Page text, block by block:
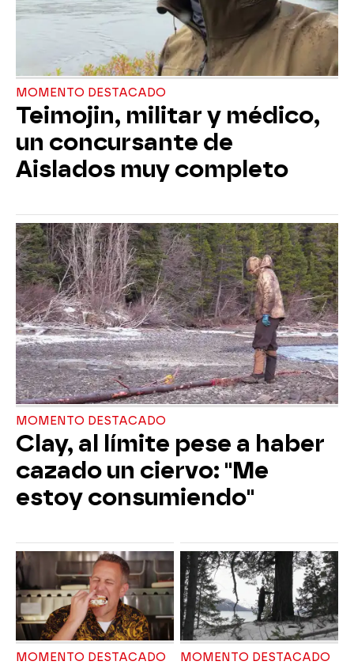
MOMENTO DESTACADO
Teimojin, militar y médico,
un concursante de
Aislados muy completo
MOMENTO DESTACADO
Clay, al límite pese a haber
cazado un ciervo: "Me
estoy consumiendo"
MOMENTO DESTACADO MOMENTO DESTACADO